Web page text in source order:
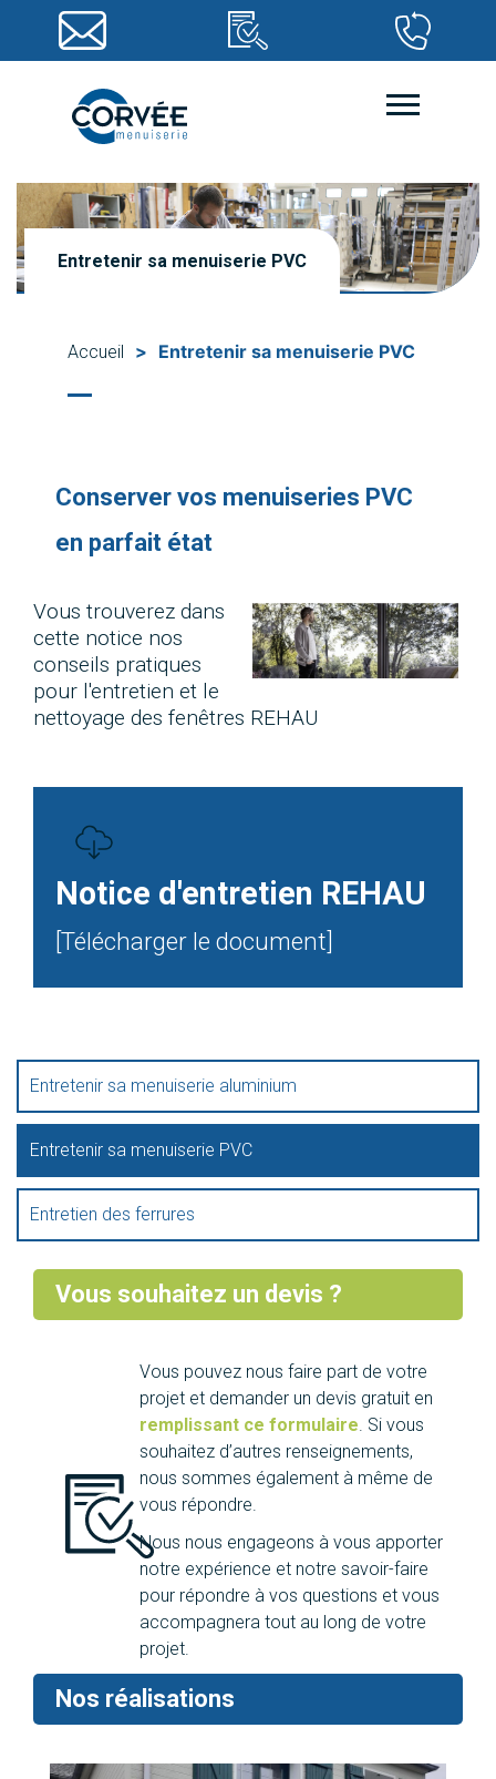
Entretenir sa menuiserie PVC
Accueil > Entretenir sa menuiserie PVC
Conserver vos menuiseries PVC
en parfait état
Vous trouverez dans
cette notice nos
conseils pratiques
pour l'entretien et le
nettoyage des fenêtres REHAU
Notice d'entretien REHAU
[Télécharger le document]
Entretenir sa menuiserie aluminium
Entretenir sa menuiserie PVC
Entretien des ferrures
Vous souhaitez un devis ?
Vous pouvez nous faire part de votre
projet et demander un devis gratuit en
remplissant ce formulaire. Si vous
souhaitez d’autres renseignements,
nous sommes également à même de
vous répondre.
Nous nous engageons à vous apporter
notre expérience et notre savoir-faire
pour répondre à vos questions et vous
accompagnera tout au long de votre
projet.
Nos réalisations